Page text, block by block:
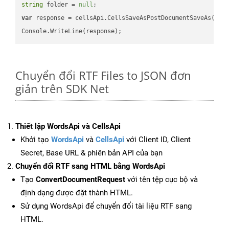
string folder = null
var response =
Chuyển đổi RTF Files to JSON đơn
giản trên SDK Net
Thiết lập WordsApi và CellsApi
Khởi tạo WordsApi và CellsApi với Client ID, Client
Secret, Base URL & phiên bản API của bạn
Chuyển đổi RTF sang HTML bằng WordsApi
Tạo ConvertDocumentRequest với tên tệp cục bộ và
định dạng được đặt thành HTML.
Sử dụng WordsApi để chuyển đổi tài liệu RTF sang
HTML.